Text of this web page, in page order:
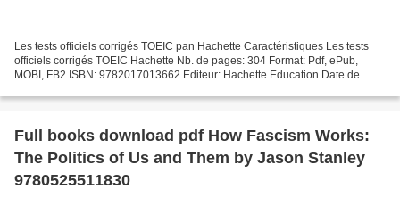
Les tests officiels corrigés TOEIC pan Hachette Caractéristiques Les tests
officiels corrigés TOEIC Hachette Nb. de pages: 304 Format: Pdf, ePub,
MOBI, FB2 ISBN: 9782017013662 Editeur: Hachette Education Date de
Full books download pdf How Fascism Works:
The Politics of Us and Them by Jason Stanley
9780525511830